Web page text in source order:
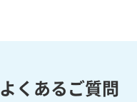
よくあるご質問